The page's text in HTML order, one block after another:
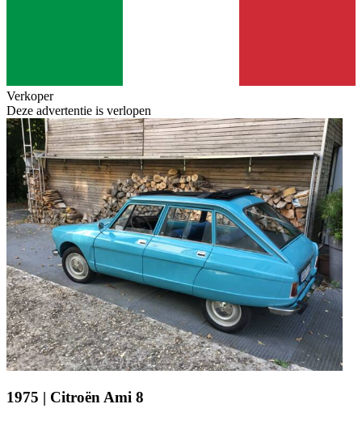
Verkoper
Deze advertentie is verlopen
1975 | Citroën Ami 8